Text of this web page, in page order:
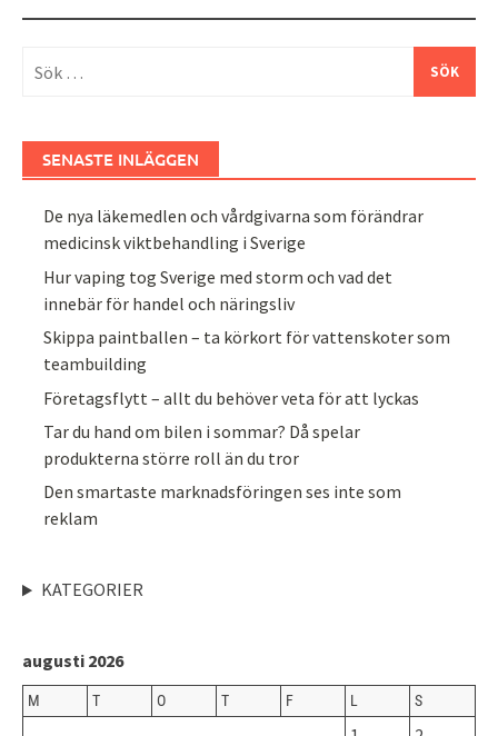
efter:
SENASTE INLÄGGEN
De nya läkemedlen och vårdgivarna som förändrar
medicinsk viktbehandling i Sverige
Hur vaping tog Sverige med storm och vad det
innebär för handel och näringsliv
Skippa paintballen – ta körkort för vattenskoter som
teambuilding
Företagsflytt – allt du behöver veta för att lyckas
Tar du hand om bilen i sommar? Då spelar
produkterna större roll än du tror
Den smartaste marknadsföringen ses inte som
reklam
KATEGORIER
augusti 2026
M T O T F L S